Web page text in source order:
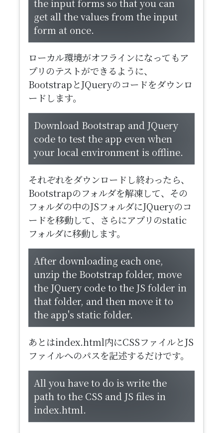
the input forms so that you can
get all the values from the input
form at once.
ローカル環境がオフラインになってもア
プリのテストができるように、
BootstrapとJQueryのコードをダウンロ
ードします。
Download Bootstrap and JQuery
code to test the app even when
your local environment is offline.
それぞれをダウンロードし終わったら、
Bootstrapのフォルダを解凍して、その
フォルダの中のJSフォルダにJQueryのコ
ードを移動して、さらにアプリのstatic
フォルダに移動します。
After downloading each one,
unzip the Bootstrap folder, move
the JQuery code to the JS folder in
that folder, and then move it to
the app's static folder.
あとはindex.html内にCSSファイルとJS
ファイルへのパスを記述するだけです。
All you have to do is write the
path to the CSS and JS files in
index.html.